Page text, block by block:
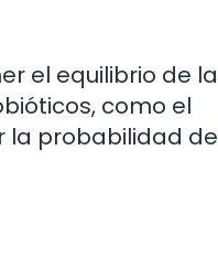
el equilibrio de la
como el
la probabilidad de